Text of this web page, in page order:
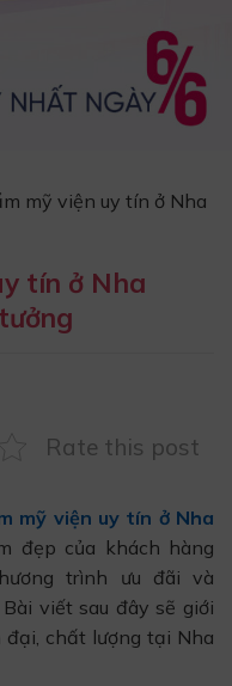
mỹ viện uy tín ở Nha
tín ở Nha
Rate this post
mỹ viện uy tín ở Nha
đẹp của khách hàng
trình ưu đãi và
viết sau đây sẽ giới
chất lượng tại Nha